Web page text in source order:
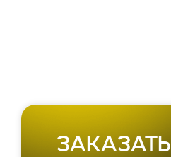
ЗАКАЗАТЬ